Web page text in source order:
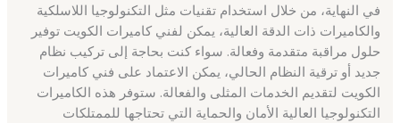
في النهاية، من خلال استخدام تقنيات مثل التكنولوجيا اللاسلكية
والكاميرات ذات الدقة العالية، يمكن لفني كاميرات الكويت توفير
حلول مراقبة متقدمة وفعالة. سواء كنت بحاجة إلى تركيب نظام
جديد أو ترقية النظام الحالي، يمكن الاعتماد على فني كاميرات
الكويت لتقديم الخدمات المثلى والفعالة. ستوفر هذه الكاميرات
التكنولوجيا العالية الأمان والحماية التي تحتاجها للممتلكات